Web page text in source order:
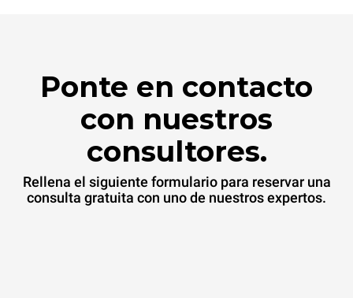
Ponte en contacto
con nuestros
consultores.
Rellena el siguiente formulario para reservar una
consulta gratuita con uno de nuestros expertos.